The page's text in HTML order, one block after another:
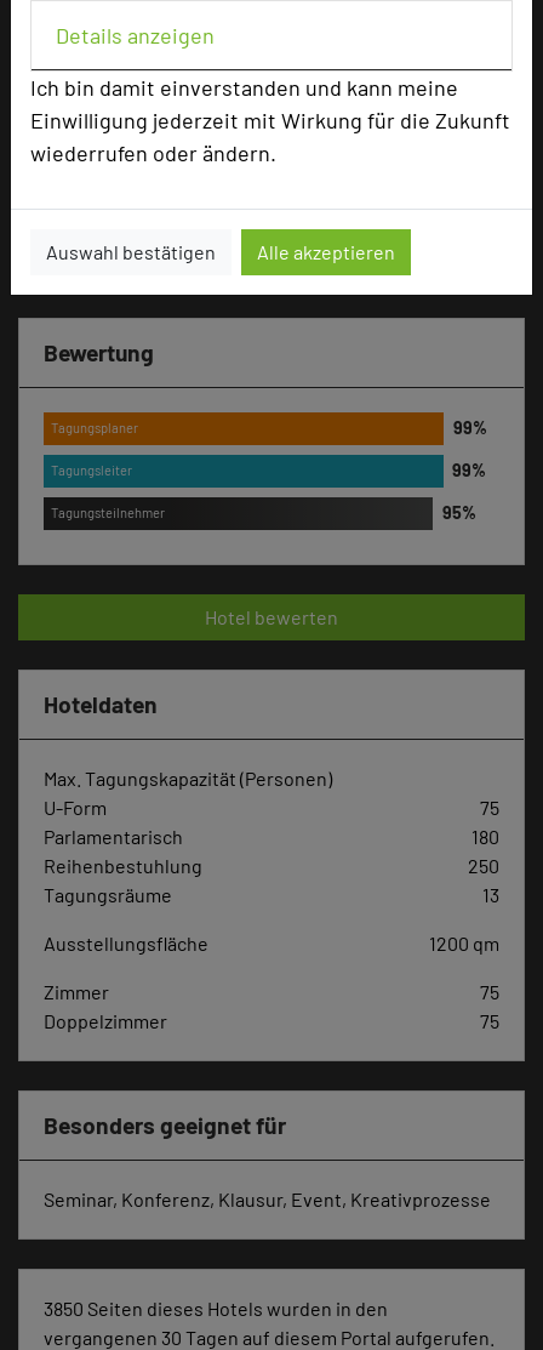
Details anzeigen
Ich bin damit einverstanden und kann meine
Einwilligung jederzeit mit Wirkung für die Zukunft
wiederrufen oder ändern.
Auswahl bestätigen Alle akzeptieren
Gottlieb-Daimler Straße 11
29664 Walsrode
Email
zur Tagungsanfrage hinzufügen
Bewertung
Tagungsplaner
Tagungsleiter
Tagungsteilnehmer
Hotel bewerten
Hoteldaten
Max. Tagungskapazität (Personen)
U-Form
75
Parlamentarisch
180
Reihenbestuhlung
250
Tagungsräume
13
Ausstellungsfläche 1200 qm
Zimmer
75
Doppelzimmer
75
Besonders geeignet für
Seminar, Konferenz, Klausur, Event, Kreativprozesse
3850 Seiten dieses Hotels wurden in den
vergangenen 30 Tagen auf diesem Portal aufgerufen.